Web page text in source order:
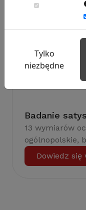
Weź udział
Badanie
13 wymiarów
ogólnopolskie,
Dowiedz się
Tylko
niezbędne